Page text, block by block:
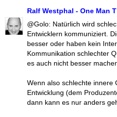
Ralf Westphal - One Man
@Golo: Natürlich wird
Entwicklern kommuniziert.
besser oder haben kein
Kommunikation schlechter
es auch nicht besser
Wenn also schlechte innere
Entwicklung (dem
dann kann es nur anders